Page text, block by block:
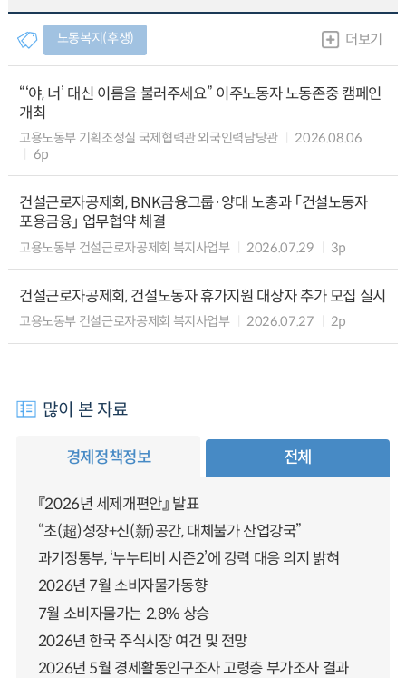
노동복지(후생) 더보기
“‘야, 너’ 대신 이름을 불러주세요” 이주노동자 노동존중 캠페인
개최
고용노동부 기획조정실 국제협력관 외국인력담당관
2026.08.06
6p
건설근로자공제회, BNK금융그룹·양대 노총과 「건설노동자
포용금융」 업무협약 체결
고용노동부 건설근로자공제회 복지사업부 2026.07.29 3p
건설근로자공제회, 건설노동자 휴가지원 대상자 추가 모집 실시
고용노동부 건설근로자공제회 복지사업부 2026.07.27 2p
많이 본 자료
경제정책정보 전체
『2026년 세제개편안』 발표
“초(超)성장+신(新)공간, 대체불가 산업강국”
과기정통부, ‘누누티비 시즌2’에 강력 대응 의지 밝혀
2026년 7월 소비자물가동향
7월 소비자물가는 2.8% 상승
2026년 한국 주식시장 여건 및 전망
2026년 5월 경제활동인구조사 고령층 부가조사 결과